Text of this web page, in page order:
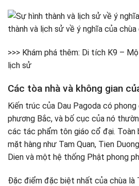
thành và lịch sử về ý nghĩa của chùa
>>> Khám phá thêm: Di tích K9 –
lịch sử
Các tòa nhà và không gian
Kiến trúc của Dau Pagoda có
phương Bắc, và bố cục của nó
các tác phẩm tôn giáo cổ đại. Toàn
mặt hàng như Tam Quan, Tien
Dien và một hệ thống Phật phong
Đặc điểm đặc biệt nhất của chùa là